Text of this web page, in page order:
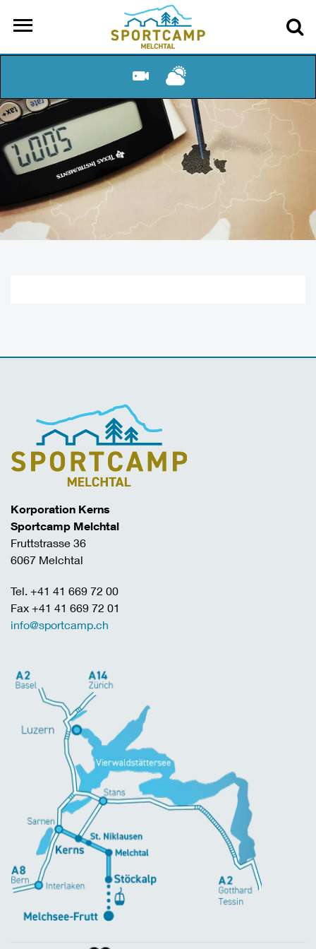
Korporation Kerns
Sportcamp Melchtal
Fruttstrasse 36
6067 Melchtal
Tel. +41 41 669 72 00
Fax +41 41 669 72 01
info@sportcamp.ch